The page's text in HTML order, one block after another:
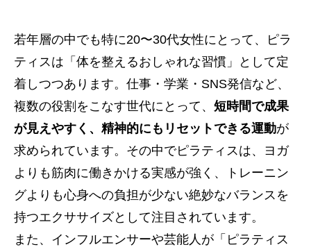
若年層の中でも特に20〜30代女性にとって、ピラ
ティスは「体を整えるおしゃれな習慣」として定
着しつつあります。仕事・学業・SNS発信など、
複数の役割をこなす世代にとって、 短時間で成果
が見えやすく、精神的にもリセットできる運動が
求められています。その中でピラティスは、ヨガ
よりも筋肉に働きかける実感が強く、トレーニン
グよりも心身への負担が少ない絶妙なバランスを
持つエクササイズとして注目されています。
また、インフルエンサーや芸能人が「ピラティス